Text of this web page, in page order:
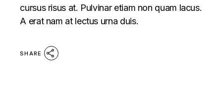
cursus risus at. Pulvinar etiam non quam lacus.
A erat nam at lectus urna duis.
SHARE